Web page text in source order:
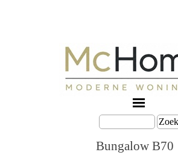
Bungalow B70